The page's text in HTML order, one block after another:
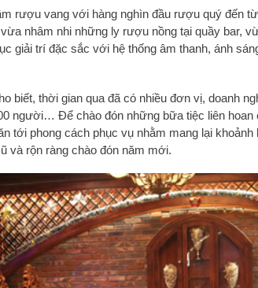
rượu vang với hàng nghìn đầu rượu quý đến
nhâm nhi những ly rượu nồng tại quầy bar,
giải trí đặc sắc với hệ thống âm thanh, ánh
biết, thời gian qua đã có nhiều đơn vị, doanh
người… Để chào đón những bữa tiệc liên hoan
tới phong cách phục vụ nhằm mang lại
và rộn ràng chào đón năm mới.